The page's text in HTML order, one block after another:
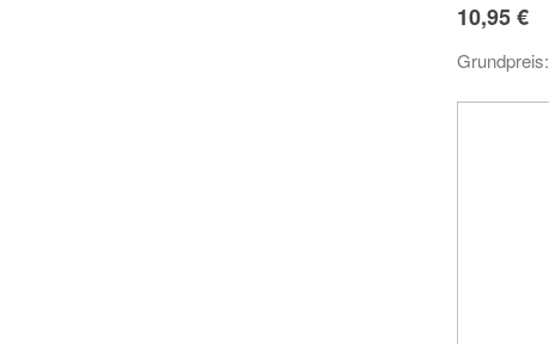
10,95 €
Grundpreis: